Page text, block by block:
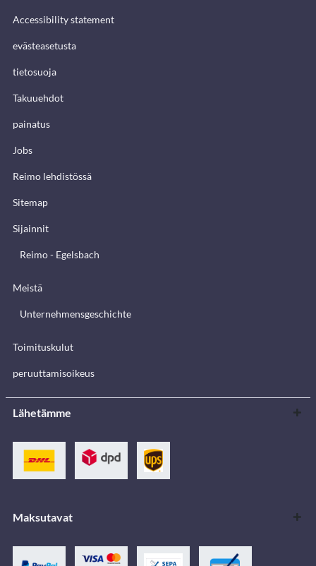
Accessibility statement
evästeasetusta
tietosuoja
Takuuehdot
painatus
Jobs
Reimo lehdistössä
Sitemap
Sijainnit
Reimo - Egelsbach
Meistä
Unternehmensgeschichte
Toimituskulut
peruuttamisoikeus
Lähetämme
Maksutavat